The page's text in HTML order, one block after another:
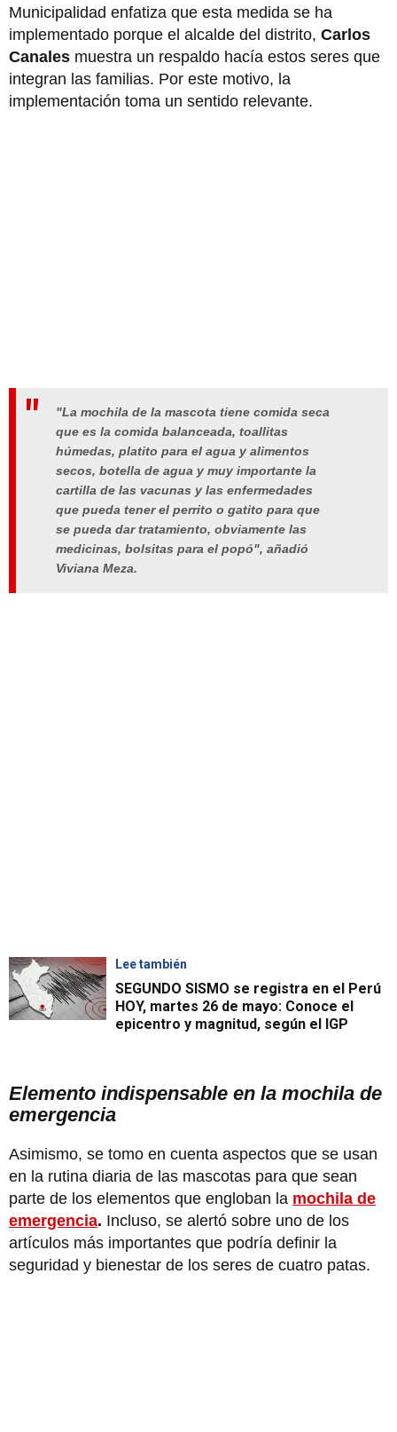
Municipalidad enfatiza que esta medida se ha
implementado porque el alcalde del distrito, Carlos
Canales muestra un respaldo hacía estos seres que
integran las familias. Por este motivo, la
implementación toma un sentido relevante.
"La mochila de la mascota tiene comida seca
que es la comida balanceada, toallitas
húmedas, platito para el agua y alimentos
secos, botella de agua y muy importante la
cartilla de las vacunas y las enfermedades
que pueda tener el perrito o gatito para que
se pueda dar tratamiento, obviamente las
medicinas, bolsitas para el popó", añadió
Viviana Meza.
Lee también
SEGUNDO SISMO se registra en el Perú
HOY, martes 26 de mayo: Conoce el
epicentro y magnitud, según el IGP
Elemento indispensable en la mochila de
emergencia
Asimismo, se tomo en cuenta aspectos que se usan
en la rutina diaria de las mascotas para que sean
parte de los elementos que engloban la mochila de
emergencia. Incluso, se alertó sobre uno de los
artículos más importantes que podría definir la
seguridad y bienestar de los seres de cuatro patas.